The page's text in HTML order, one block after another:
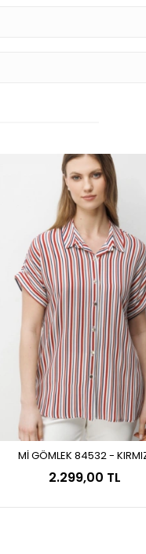
Sepete Ekle
Mİ GÖMLEK 84532 -
2.299,00 TL